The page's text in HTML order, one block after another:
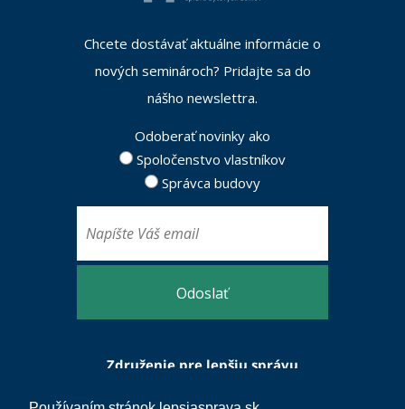
Chcete dostávať aktuálne informácie o
nových seminároch? Pridajte sa do
nášho newslettra.
Odoberať novinky ako
Spoločenstvo vlastníkov
Správca budovy
Odoslať
Združenie pre lepšiu správu